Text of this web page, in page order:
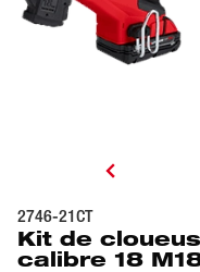
2746-21CT
Kit de
calibre 18